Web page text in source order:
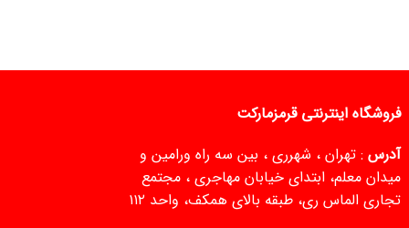
فروشگاه اینترنتی قرمزمارکت
آدرس : تهران ، شهرری ، بین سه راه ورامین و
میدان معلم، ابتدای خیابان مهاجری ، مجتمع
تجاری الماس ری، طبقه بالای همکف، واحد ۱۱۲